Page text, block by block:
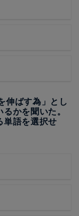
伸ばす為」とし
かを聞いた。
単語を選択せ